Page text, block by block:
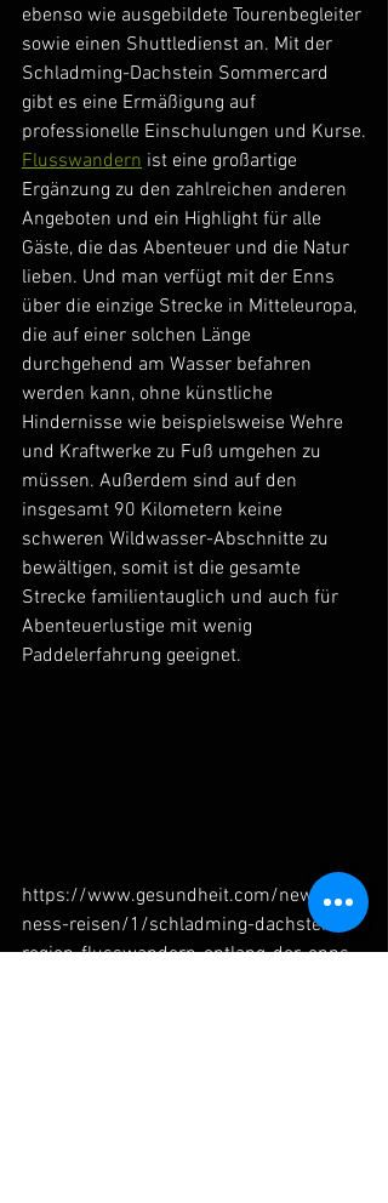
ebenso wie ausgebildete Tourenbegleiter
sowie einen Shuttledienst an. Mit der
Schladming-Dachstein Sommercard
gibt es eine Ermäßigung auf
professionelle Einschulungen und Kurse.
Flusswandern ist eine großartige
Ergänzung zu den zahlreichen anderen
Angeboten und ein Highlight für alle
Gäste, die das Abenteuer und die Natur
lieben. Und man verfügt mit der Enns
über die einzige Strecke in Mitteleuropa,
die auf einer solchen Länge
durchgehend am Wasser befahren
werden kann, ohne künstliche
Hindernisse wie beispielsweise Wehre
und Kraftwerke zu Fuß umgehen zu
müssen. Außerdem sind auf den
insgesamt 90 Kilometern keine
schweren Wildwasser-Abschnitte zu
bewältigen, somit ist die gesamte
Strecke familientauglich und auch für
Abenteuerlustige mit wenig
Paddelerfahrung geeignet.
https://www.gesundheit.com/news/well
ness-reisen/1/schladming-dachstein-
region-flusswandern-entlang-der-enns